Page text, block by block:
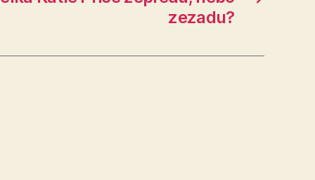
zezadu?